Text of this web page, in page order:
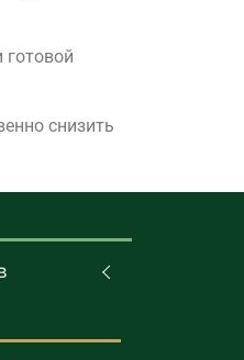
снизить